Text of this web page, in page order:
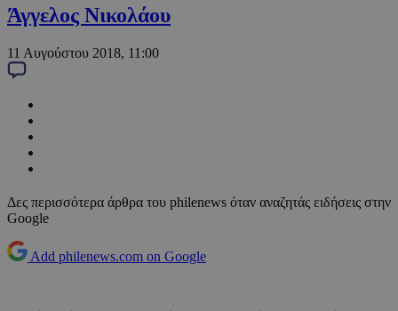
Άγγελος Νικολάου
11 Αυγούστου 2018, 11:00
Δες περισσότερα άρθρα του philenews όταν αναζητάς ειδήσεις στην
Google
Add philenews.com on Google